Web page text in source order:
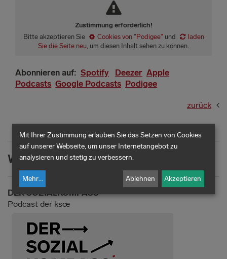
Zustimmung erforderlich!
Bitte akzeptieren Sie
Cookies von "Podigee" und
laden
Sie die Seite neu, um diesen Inhalt sehen zu können.
Abonnieren auf: Spotify Deezer Apple
Podcasts Google Podcasts Podigee
zurück
Weitere Informationen
DER SOZIALKOMPASS
Podcast der ksœ
Mit Ihrer Zustimmung erlauben Sie das Setzen von Cookies
auf unserer Webseite, um unser Internetangebot zu
analysieren und stetig zu verbessern.
Mehr... Ablehnen Akzeptieren